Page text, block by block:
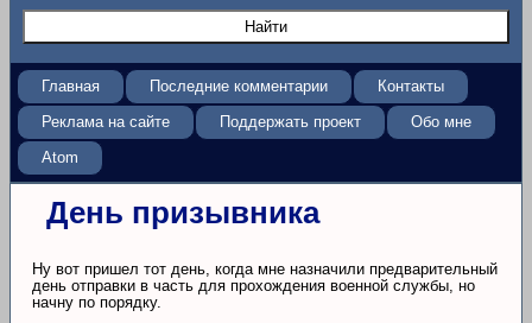
Главная Последние комментарии
Контакты
Реклама на сайте
Поддержать проект
Обо мне
Atom
День призывника
Ну вот пришел тот день, когда мне назначили предварительный
день отправки в часть для прохождения военной службы, но
начну по порядку.